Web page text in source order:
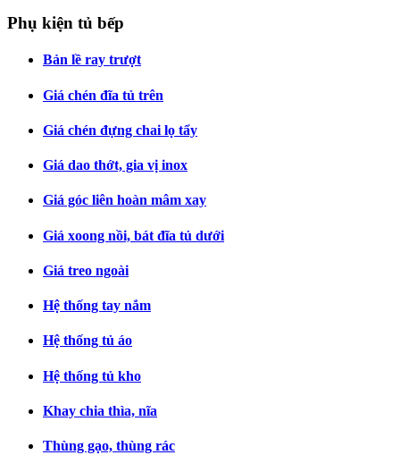
Phụ kiện tủ bếp
Bản lề ray trượt
Giá chén đĩa tủ trên
Giá chén đựng chai lọ tẩy
Giá dao thớt, gia vị inox
Giá góc liên hoàn mâm xay
Giá xoong nồi, bát đĩa tủ dưới
Giá treo ngoài
Hệ thống tay nắm
Hệ thống tủ áo
Hệ thống tủ kho
Khay chia thìa, nĩa
Thùng gạo, thùng rác